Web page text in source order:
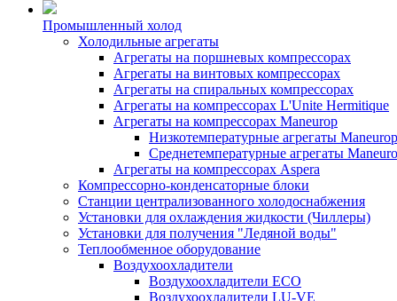
Промышленный холод
Холодильные агрегаты
Агрегаты на поршневых компрессорах
Агрегаты на винтовых компрессорах
Агрегаты на спиральных компрессорах
Агрегаты на компрессорах L'Unite Hermitique
Агрегаты на компрессорах Maneurop
Низкотемпературные агрегаты Maneurop
Среднетемпературные агрегаты
Агрегаты на компрессорах Aspera
Компрессорно-конденсаторные блоки
Станции централизованного холодоснабжения
Установки для охлаждения жидкости (Чиллеры)
Установки для получения "Ледяной воды"
Теплообменное оборудование
Воздухоохладители
Воздухоохладители EСО
Воздухоохладители LU-VE